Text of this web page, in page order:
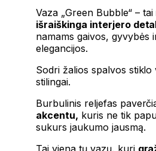
Vaza „Green Bubble“ – tai
išraiškinga interjero
namams gaivos, gyvybės
elegancijos.
Sodri žalios spalvos
stilingai.
Burbulinis reljefas
akcentu, kuris ne tik
sukurs jaukumo jausmą.